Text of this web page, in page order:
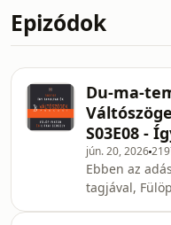
Epizódok
Du-ma-
S03E08 -
jún. 20, 2026
Ebben az
tagjával,